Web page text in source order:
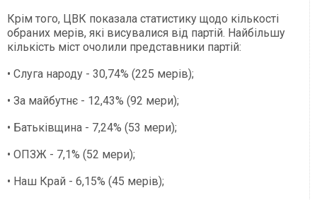
Крім того, ЦВК показала статистику щодо кількості
обраних мерів, які висувалися від партій. Найбільшу
кількість міст очолили представники партій:
• Слуга народу - 30,74% (225 мерів);
• За майбутнє - 12,43% (92 мери);
• Батьківщина - 7,24% (53 мери);
• ОПЗЖ - 7,1% (52 мери);
• Наш Край - 6,15% (45 мерів);